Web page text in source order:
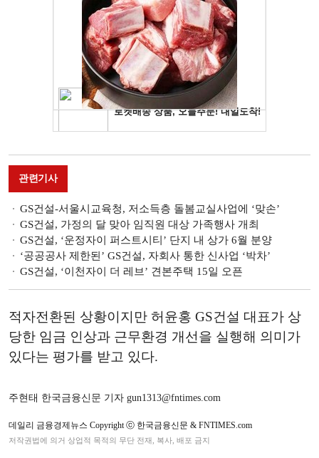
관련기사
GS건설-서울시교육청, 저소득층 돌봄교실사업에 ‘맞손’
GS건설, 가정의 달 맞아 임직원 대상 가족행사 개최
GS건설, ‘운정자이 퍼스트시티’ 단지 내 상가 6월 분양
‘공공공사 제한된’ GS건설, 자회사 통한 신사업 ‘박차’
GS건설, ‘이천자이 더 레브’ 견본주택 15일 오픈
적자전환된 상황이지만 허윤홍 GS건설 대표가 상
당한 임금 인상과 근무환경 개선을 실행해 의미가
있다는 평가를 받고 있다.
주현태 한국금융신문 기자 gun1313@fntimes.com
데일리 금융경제뉴스 Copyright ⓒ 한국금융신문 & FNTIMES.com
저작권법에 의거 상업적 목적의 무단 전재, 복사, 배포 금지